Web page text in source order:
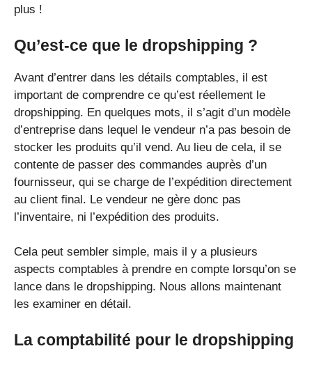
plus !
Qu’est-ce que le dropshipping ?
Avant d’entrer dans les détails comptables, il est
important de comprendre ce qu’est réellement le
dropshipping. En quelques mots, il s’agit d’un modèle
d’entreprise dans lequel le vendeur n’a pas besoin de
stocker les produits qu’il vend. Au lieu de cela, il se
contente de passer des commandes auprès d’un
fournisseur, qui se charge de l’expédition directement
au client final. Le vendeur ne gère donc pas
l’inventaire, ni l’expédition des produits.
Cela peut sembler simple, mais il y a plusieurs
aspects comptables à prendre en compte lorsqu’on se
lance dans le dropshipping. Nous allons maintenant
les examiner en détail.
La comptabilité pour le dropshipping